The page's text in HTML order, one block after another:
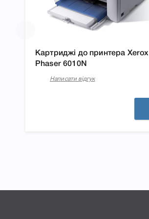
Картриджі до принтера Xerox
Phaser 6010N
Написати відгук